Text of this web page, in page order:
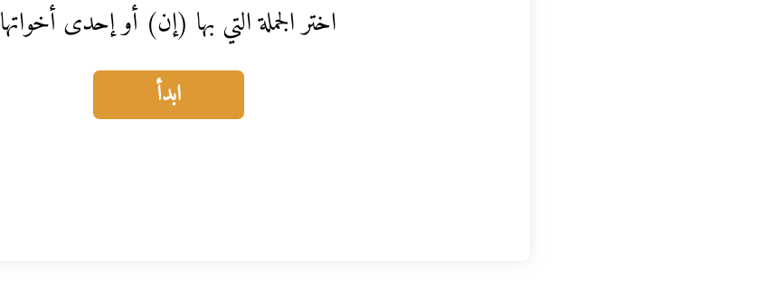
اختر الجملة التي بها (إن) أو إحدى أخواتها